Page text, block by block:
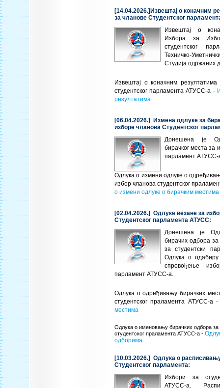
[14.04.2026.]Извештај о коначним
за чланове Студентског
Извештај о
Избора за
студентског
Техничко-
Студија одржаних
Извештај о коначним
студентског парламента АТУСС-а -
резултатима
[06.04.2026.] Измена одлуке за
изборе чланова Студентског
Донешена је
бирачког места за
парламент АТУСС-
Одлука о измени одлуке о
избор чланова студентског
о измени одлуке о бирачким местима
[02.04.2026.] Одлуке везане за
Студентског парламента АТУСС:
Донешена је
бирачих одбора
за студентски
Одлука о
спровођење
парламент АТУСС-а.
Одлука о одређивању бирачких
студентског праламента АТУСС-а
местима
Одлука о именовању бирачких одбора за
студентског праламента АТУСС-а -
одборима
[10.03.2026.] Одлука о
Студентског парламента:
Избори за
АТУСС-а.